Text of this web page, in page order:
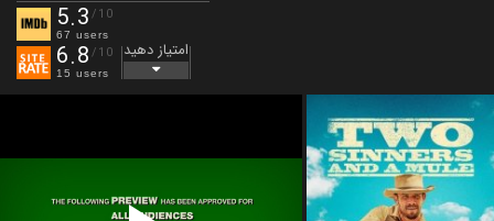
5.3 /10
67 users
6.8 /10
15 users
امتیاز دهید